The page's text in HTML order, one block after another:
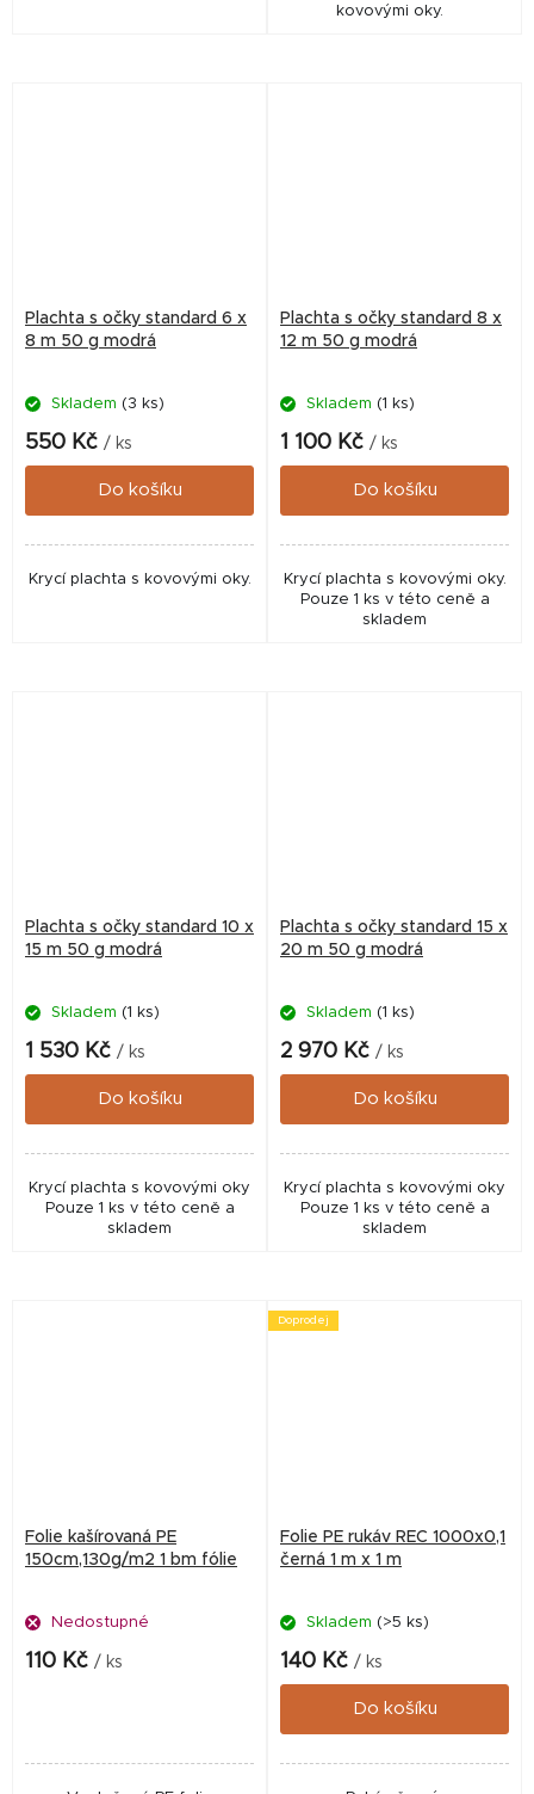
kovovými oky.
Plachta s očky standard 6 x
8 m 50 g modrá
Skladem (3 ks)
550 Kč / ks
Do košíku
Krycí plachta s kovovými oky.
Plachta s očky standard 8 x
12 m 50 g modrá
Skladem (1 ks)
1 100 Kč / ks
Do košíku
Krycí plachta s kovovými oky.
Pouze 1 ks v této ceně a
skladem
Plachta s očky standard 10 x
15 m 50 g modrá
Skladem (1 ks)
1 530 Kč / ks
Do košíku
Krycí plachta s kovovými oky
Pouze 1 ks v této ceně a
skladem
Plachta s očky standard 15 x
20 m 50 g modrá
Skladem (1 ks)
2 970 Kč / ks
Do košíku
Krycí plachta s kovovými oky
Pouze 1 ks v této ceně a
skladem
Folie kašírovaná PE
150cm,130g/m2 1 bm fólie
Nedostupné
110 Kč / ks
Doprodej
Folie PE rukáv REC 1000x0,1
černá 1 m x 1 m
Skladem (>5 ks)
140 Kč / ks
Do košíku